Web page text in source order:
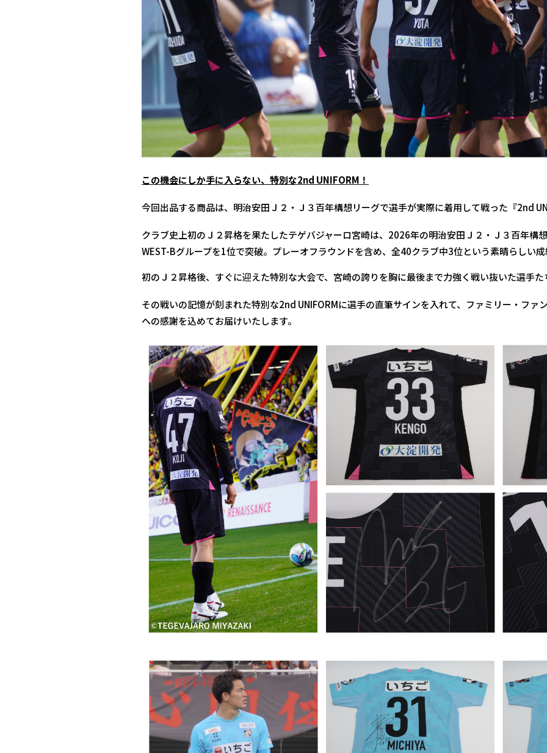
この機会にしか手に入らない、特別な2nd UNIFORM！
今回出品する商品は、明治安田Ｊ２・Ｊ３百年構想リーグで選手が実際に着用して戦った『2nd
クラブ史上初のＪ２昇格を果たしたテゲバジャーロ宮崎は、2026年の明治安田Ｊ２・Ｊ３百年構
WEST-Bグループを1位で突破。プレーオフラウンドを含め、全40クラブ中3位という素晴らしい
初のＪ２昇格後、すぐに迎えた特別な大会で、宮崎の誇りを胸に最後まで力強く戦い抜いた選手た
その戦いの記憶が刻まれた特別な2nd UNIFORMに選手の直筆サインを入れて、ファミリー・ファ
への感謝を込めてお届けいたします。